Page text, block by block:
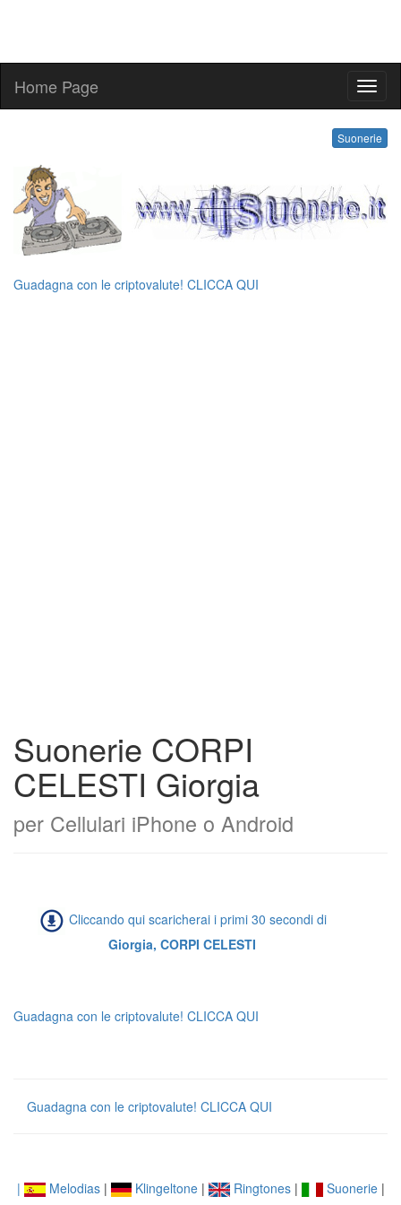
Home Page
Suonerie
Guadagna con le criptovalute! CLICCA QUI
Suonerie CORPI
CELESTI Giorgia
per Cellulari iPhone o Android
Cliccando qui scaricherai i primi 30 secondi di
Giorgia, CORPI CELESTI
Guadagna con le criptovalute! CLICCA QUI
Guadagna con le criptovalute! CLICCA QUI
| Melodias| Klingeltone| Ringtones| Suonerie|